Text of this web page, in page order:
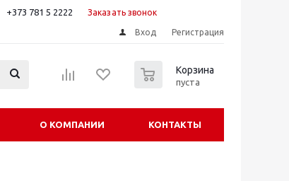
+373 781 5 2222 Заказать звонок
Вход Регистрация
Корзина
пуста
О КОМПАНИИ КОНТАКТЫ